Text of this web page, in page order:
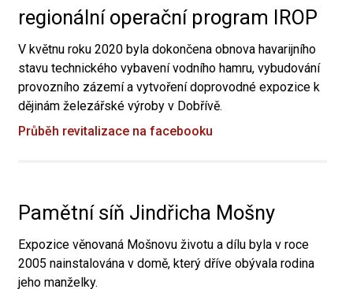
regionální operační program IROP
V květnu roku 2020 byla dokončena obnova havarijního
stavu technického vybavení vodního hamru, vybudování
provozního zázemí a vytvoření doprovodné expozice k
dějinám železářské výroby v Dobřívě.
Průběh revitalizace na facebooku
Pamětní síň Jindřicha Mošny
Expozice věnovaná Mošnovu životu a dílu byla v roce
2005 nainstalována v domě, který dříve obývala rodina
jeho manželky.